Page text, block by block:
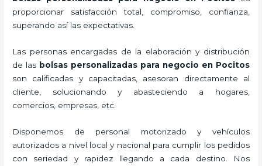
proporcionar satisfacción total, compromiso, confianza,
superando así las expectativas.
Las personas encargadas de la elaboración y distribución
de las bolsas personalizadas para negocio en Pocitos
son calificadas y capacitadas, asesoran directamente al
cliente, solucionando y abasteciendo a hogares,
comercios, empresas, etc.
Disponemos de personal motorizado y vehículos
autorizados a nivel local y nacional para cumplir los pedidos
con seriedad y rapidez llegando a cada destino. Nos